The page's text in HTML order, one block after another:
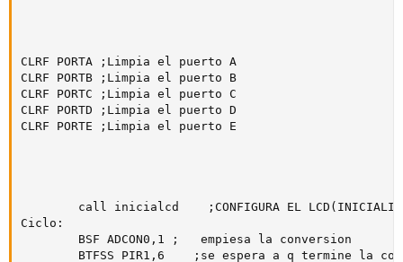
CLRF PORTA ;Limpia el puerto A
CLRF PORTB ;Limpia el puerto B
CLRF PORTC ;Limpia el puerto C
CLRF PORTD ;Limpia el puerto D
CLRF PORTE ;Limpia el puerto E
call inicialcd    ;CONFIGURA EL
Ciclo:
        BSF ADCON0,1 ;   empiesa la conversion
BTFSS PIR1,6    ;se espera a q termine la